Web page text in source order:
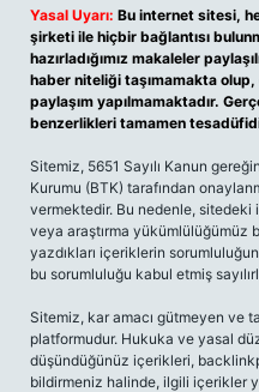
Yasal Uyarı: Bu internet sitesi,
şirketi ile hiçbir bağlantısı
hazırladığımız makaleler
haber niteliği taşımamakta
paylaşım yapılmamaktadır.
benzerlikleri tamamen
Sitemiz, 5651 Sayılı Kanun
Kurumu (BTK) tarafından
vermektedir. Bu nedenle,
veya araştırma yükümlülüğümüz
yazdıkları içeriklerin
bu sorumluluğu kabul etmiş
Sitemiz, kar amacı gütmeyen ve
platformudur. Hukuka ve yasal
düşündüğünüz içerikleri,
bildirmeniz halinde, ilgili içerikler